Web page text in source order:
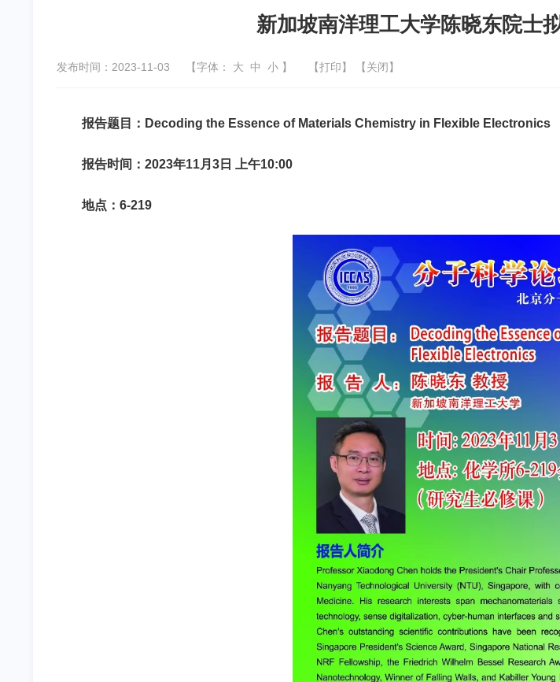
新加坡南洋理工大学陈晓东院士
发布时间：2023-11-03 【字体： 大 中 小 】 【打印】 【关闭】
报告题目： Decoding the Essence of Materials Chemistry in Flexible Electronics
报告时间：2023年11月3日 上午10:00
地点：6-219